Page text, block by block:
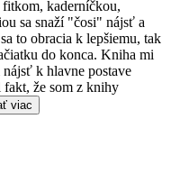
kaderníčkou,
sa snaží "čosi" nájsť a
to obracia k lepšiemu, tak
do konca. Kniha mi
nájsť k hlavne postave
že som z knihy
viac